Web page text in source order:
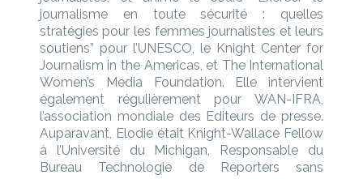
journalisme en toute sécurité : quelles
stratégies pour les femmes journalistes et leurs
soutiens” pour l’UNESCO, le Knight Center for
Journalism in the Americas, et The International
Women’s Media Foundation. Elle intervient
également régulièrement pour WAN-IFRA,
l’association mondiale des Editeurs de presse.
Auparavant, Elodie était Knight-Wallace Fellow
à l’Université du Michigan, Responsable du
Bureau Technologie de Reporters sans